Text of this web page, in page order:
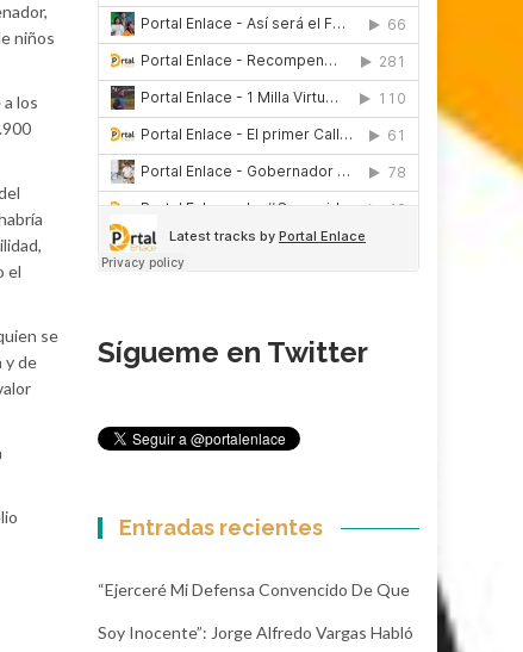
niños
los
el
se
y de
Sígueme en Twitter
Entradas recientes
“Ejerceré Mi Defensa Convencido De Que
Soy Inocente”: Jorge Alfredo Vargas Habló